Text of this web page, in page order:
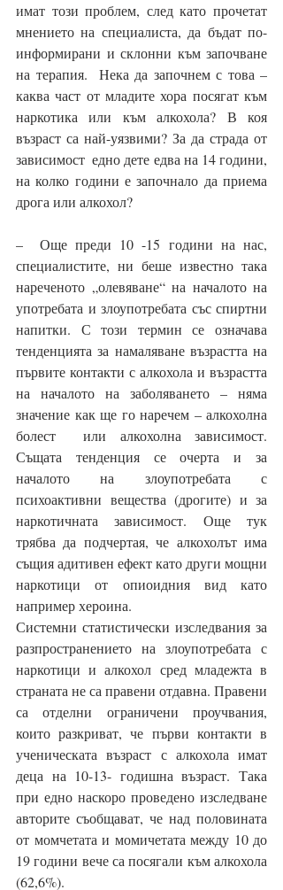
имат този проблем, след като прочетат
мнението на специалиста, да бъдат по-
информирани и склонни към започване
на терапия.  Нека да започнем с това –
каква част от младите хора посягат към
наркотика или към алкохола? В коя
възраст са най-уязвими? За да страда от
зависимост  едно дете едва на 14 години,
на колко години е започнало да приема
дрога или алкохол?
–  Още преди 10 -15 години на нас,
специалистите, ни беше известно така
нареченото „олевяване“ на началото на
употребата и злоупотребата със спиртни
напитки. С този термин се означава
тенденцията за намаляване възрастта на
първите контакти с алкохола и възрастта
на началото на заболяването – няма
значение как ще го наречем – алкохолна
болест  или алкохолна зависимост.
Същата тенденция се очерта и за
началото на злоупотребата с
психоактивни вещества (дрогите) и за
наркотичната зависимост. Още тук
трябва да подчертая, че алкохолът има
същия адитивен ефект като други мощни
наркотици от опиоидния вид като
например хероина.
Системни статистически изследвания за
разпространението на злоупотребата с
наркотици и алкохол сред младежта в
страната не са правени отдавна. Правени
са отделни ограничени проучвания,
които разкриват, че първи контакти в
ученическата възраст с алкохола имат
деца на 10-13- годишна възраст. Така
при едно наскоро проведено изследване
авторите съобщават, че над половината
от момчетата и момичетата между 10 до
19 години вече са посягали към алкохола
(62,6%).